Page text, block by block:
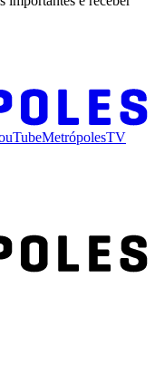
MetrópolesTV